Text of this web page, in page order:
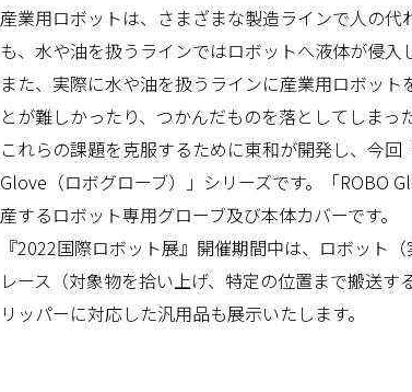
産業用ロボットは、さまざまな製造ラインで人の
も、水や油を扱うラインではロボットへ液体が侵入
また、実際に水や油を扱うラインに産業用ロボッ
とが難しかったり、つかんだものを落としてしまっ
これらの課題を克服するために東和が開発し、今
Glove（ロボグローブ）」シリーズです。「ROBO
産するロボット専用グローブ及び本体カバーです。
『2022国際ロボット展』開催期間中は、ロボット
レース（対象物を拾い上げ、特定の位置まで搬送
リッパーに対応した汎用品も展示いたします。